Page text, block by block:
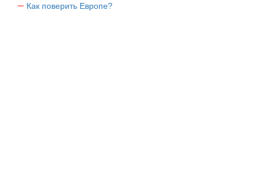
Как поверить Европе?